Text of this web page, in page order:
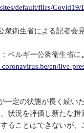
sites/default/files/
衛生省による記者会
：ベルギー公衆衛生省に
en/live-
一定の状態が長く続い
状況を評価し新たな
ることはできないが、